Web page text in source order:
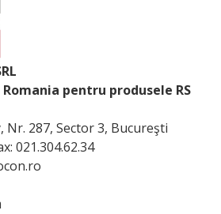
pentru produsele RS
Nr. 287, Sector 3, Bucureşti
021.304.62.34